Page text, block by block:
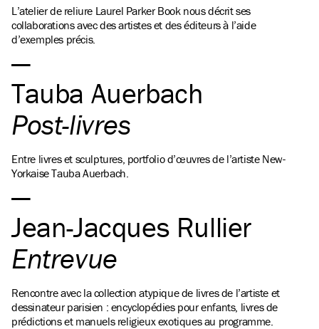
L’atelier de reliure Laurel Parker Book nous décrit ses
collaborations avec des artistes et des éditeurs à l’aide
d’exemples précis.
Tauba Auerbach
Post-livres
Entre livres et sculptures, portfolio d’œuvres de l’artiste New-
Yorkaise Tauba Auerbach.
Jean-Jacques Rullier
Entrevue
Rencontre avec la collection atypique de livres de l’artiste et
dessinateur parisien : encyclopédies pour enfants, livres de
prédictions et manuels religieux exotiques au programme.